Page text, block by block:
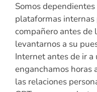
Somos
plataformas internas
compañero antes
levantarnos a su
Internet antes de ir
enganchamos horas
las relaciones